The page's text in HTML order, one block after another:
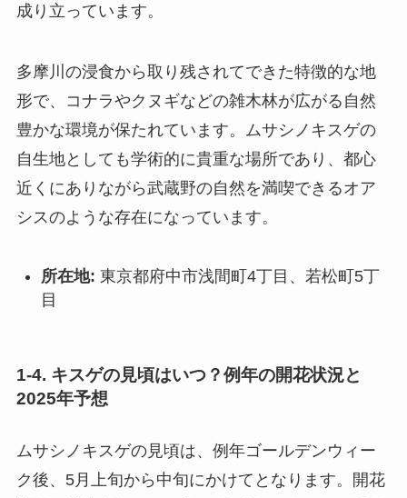
成り立っています。
多摩川の浸食から取り残されてできた特徴的な地
形で、コナラやクヌギなどの雑木林が広がる自然
豊かな環境が保たれています。ムサシノキスゲの
自生地としても学術的に貴重な場所であり、都心
近くにありながら武蔵野の自然を満喫できるオア
シスのような存在になっています。
所在地: 東京都府中市浅間町4丁目、若松町5丁
目
1-4. キスゲの見頃はいつ？例年の開花状況と
2025年予想
ムサシノキスゲの見頃は、例年ゴールデンウィー
ク後、5月上旬から中旬にかけてとなります。開花